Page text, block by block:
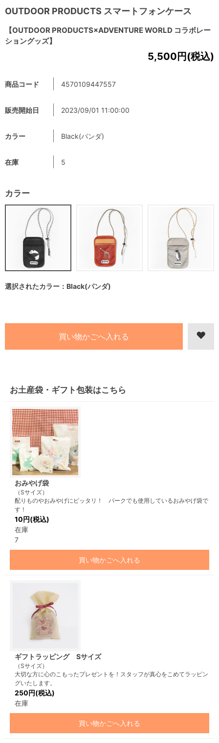
OUTDOOR PRODUCTS スマートフォンケース
【OUTDOOR PRODUCTS×ADVENTURE WORLD コラボレー
ショングッズ】
5,500円(税込)
商品コード 4570109447557
販売開始日 2023/09/01 11:00:00
カラー Black(パンダ)
在庫 5
カラー
選択されたカラー：Black(パンダ)
お土産袋・ギフト包装はこちら
おみやげ袋
（Sサイズ）
配りものやおみやげにピッタリ！ パークでも使用しているおみやげ袋で
す！
10円(税込)
在庫
7
買い物かごへ入れる
ギフトラッピング Sサイズ
（Sサイズ）
大切な方に心のこもったプレゼントを！スタッフが真心をこめてラッピン
グいたします。
250円(税込)
在庫
買い物かごへ入れる